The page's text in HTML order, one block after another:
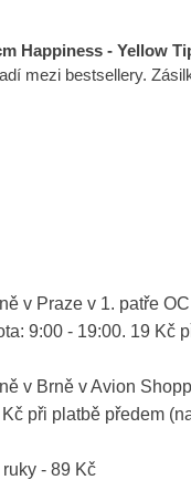
Happiness - Yellow
mezi bestsellery.
v Praze v 1. patře
9:00 - 19:00. 19 Kč
v Brně v Avion
při platbě předem
- 89 Kč